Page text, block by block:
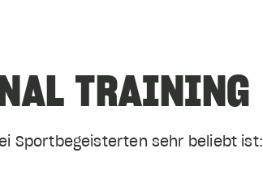
TRAINING
Sportbegeisterten sehr beliebt ist: